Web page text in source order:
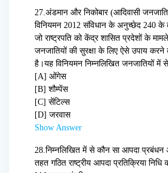
27. अंडमान और निकोबार (आदिवासी
विनियमन 2012 संविधान के अनुच्छेद 240 के
जो राष्ट्रपति को केंद्र शासित प्रदेशों के
जनजातियों की सुरक्षा के लिए ऐसे उपाय करने
है।यह विनियमन निम्नलिखित जनजातियों में
[A] ओंगेस
[B] शौम्पेंस
[C] सेंटिल्स
[D] जरवास
Show Answer
28. निम्नलिखित में से कौन सा आपदा प्रबंधन
तहत गठित राष्ट्रीय आपदा प्रतिक्रिया